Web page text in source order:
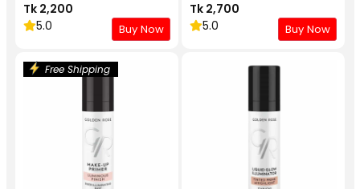
Tk 2,200
5.0
Buy Now
Tk 2,700
5.0
Buy Now
Free Shipping